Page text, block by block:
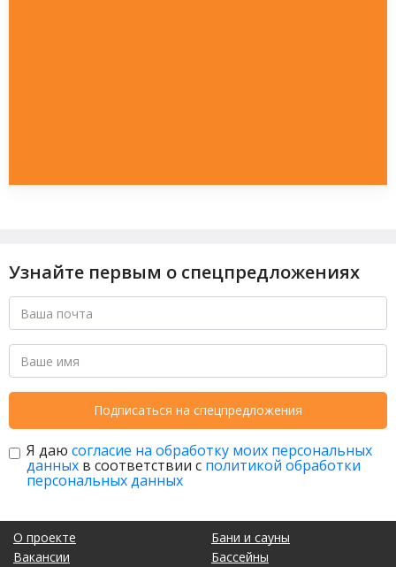
Узнайте первым о спецпредложениях
Подписаться на спецпредложения
Я даю согласие на обработку моих персональных
данных в соответствии с политикой обработки
персональных данных
О проекте
Вакансии
Бани и сауны
Бассейны